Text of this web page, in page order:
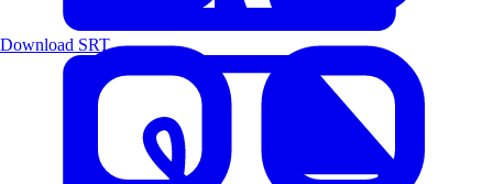
Download SRT